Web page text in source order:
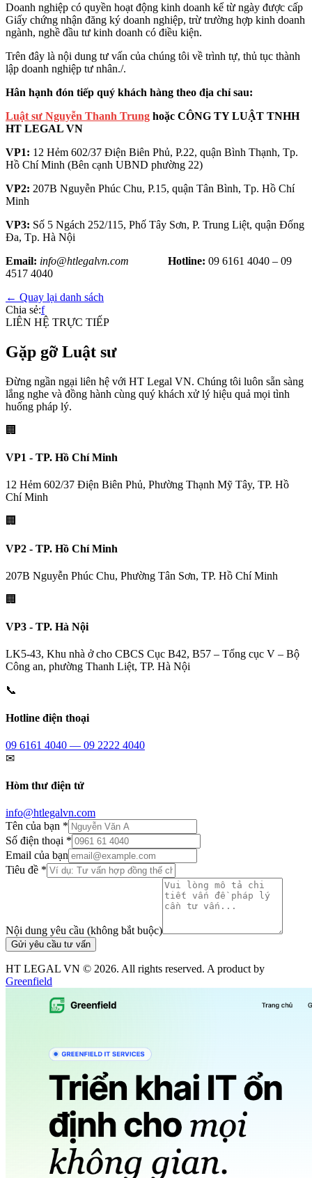
Doanh nghiệp có quyền hoạt động kinh doanh kể từ ngày được cấp
Giấy chứng nhận đăng ký doanh nghiệp, trừ trường hợp kinh doanh
ngành, nghề đầu tư kinh doanh có điều kiện.
Trên đây là nội dung tư vấn của chúng tôi về trình tự, thủ tục thành
lập doanh nghiệp tư nhân./.
Hân hạnh đón tiếp quý khách hàng theo địa chỉ sau:
Luật sư Nguyễn Thanh Trung hoặc CÔNG TY LUẬT TNHH
HT LEGAL VN
VP1: 12 Hẻm 602/37 Điện Biên Phủ, P.22, quận Bình Thạnh, Tp.
Hồ Chí Minh (Bên cạnh UBND phường 22)
VP2: 207B Nguyễn Phúc Chu, P.15, quận Tân Bình, Tp. Hồ Chí
Minh
VP3: Số 5 Ngách 252/115, Phố Tây Sơn, P. Trung Liệt, quận Đống
Đa, Tp. Hà Nội
Email: info@htlegalvn.com Hotline: 09 6161 4040 – 09
4517 4040
← Quay lại danh sách
Chia sẻ:f
LIÊN HỆ TRỰC TIẾP
Gặp gỡ Luật sư
Đừng ngần ngại liên hệ với HT Legal VN. Chúng tôi luôn sẵn sàng
lắng nghe và đồng hành cùng quý khách xử lý hiệu quả mọi tình
huống pháp lý.
🏢
VP1 - TP. Hồ Chí Minh
12 Hẻm 602/37 Điện Biên Phủ, Phường Thạnh Mỹ Tây, TP. Hồ
Chí Minh
🏢
VP2 - TP. Hồ Chí Minh
207B Nguyễn Phúc Chu, Phường Tân Sơn, TP. Hồ Chí Minh
🏢
VP3 - TP. Hà Nội
LK5-43, Khu nhà ở cho CBCS Cục B42, B57 – Tổng cục V – Bộ
Công an, phường Thanh Liệt, TP. Hà Nội
📞
Hotline điện thoại
09 6161 4040 — 09 2222 4040
✉
Hòm thư điện tử
info@htlegalvn.com
Tên của bạn *
Số điện thoại *
Email của bạn
Tiêu đề *
Nội dung yêu cầu (không bắt buộc)
Gửi yêu cầu tư vấn
HT LEGAL VN © 2026. All rights reserved. A product by
Greenfield